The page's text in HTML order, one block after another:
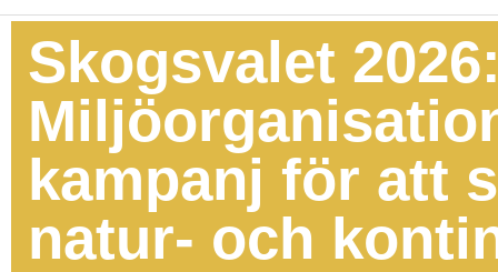
Skogsvalet
kampanj för att
natur- och